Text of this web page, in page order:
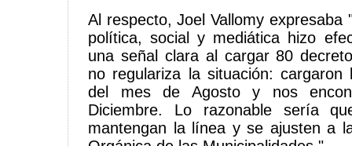
Al respecto, Joel Vallomy expresaba
política, social y mediática hizo
una señal clara al cargar 80
no regulariza la situación: cargaron
del mes de Agosto y nos
Diciembre. Lo razonable sería
mantengan la línea y se ajusten a